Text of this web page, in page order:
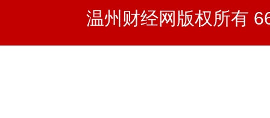
温州财经网版权所有